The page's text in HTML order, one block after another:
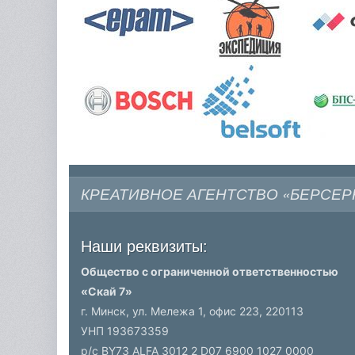
КРЕАТИВНОЕ АГЕНТСТВО
Наши реквизиты:
Общество с ограниченной ответственностью
«Скай 7»
г. Минск, ул. Мележа 1, офис 223, 220113
УНП 193673359
р/c BY73 ALFA 3012 2 D07 6900 1027 0000